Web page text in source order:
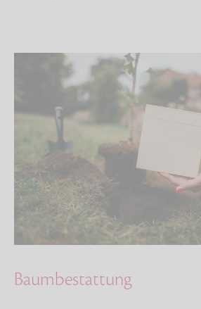
Baumbestattung